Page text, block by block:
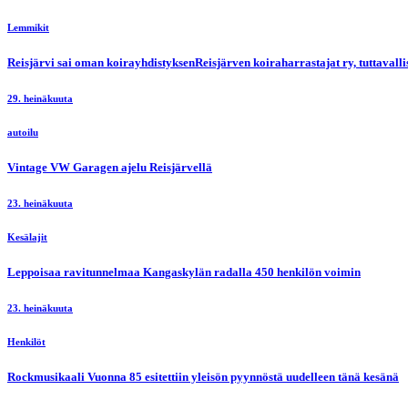
Lemmikit
Reisjärvi sai oman koirayhdistyksenReisjärven koiraharrastajat ry,
29. heinäkuuta
autoilu
Vintage VW Garagen ajelu Reisjärvellä
23. heinäkuuta
Kesälajit
Leppoisaa ravitunnelmaa Kangaskylän radalla 450 henkilön voimin
23. heinäkuuta
Henkilöt
Rockmusikaali Vuonna 85 esitettiin yleisön pyynnöstä uudelleen tänä kesänä